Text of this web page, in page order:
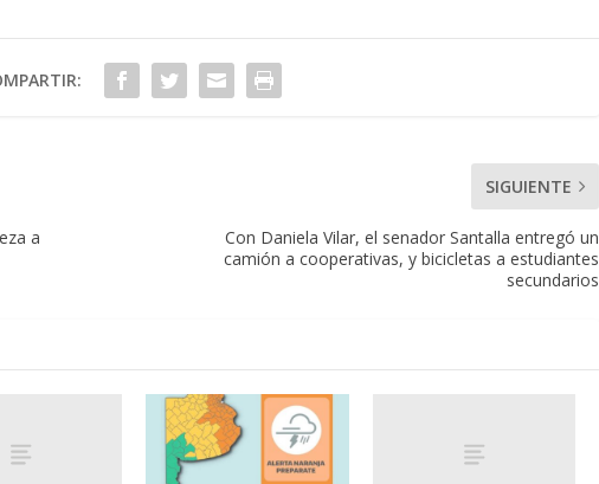
a
SIGUIENTE
Con Daniela Vilar, el senador Santalla entregó un
camión a cooperativas, y bicicletas a estudiantes
secundarios